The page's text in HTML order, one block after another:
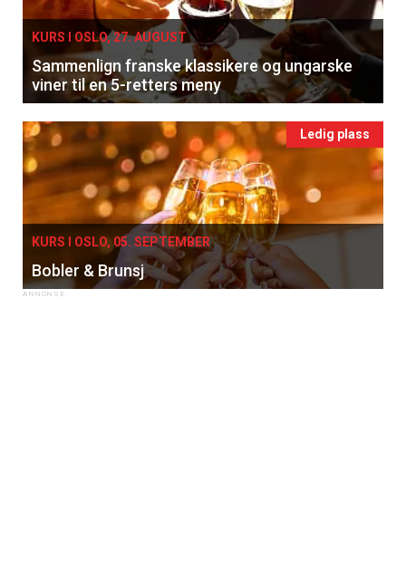
KURS I OSLO, 27. AUGUST
Sammenlign franske klassikere og ungarske
viner til en 5-retters meny
Ledig plass
KURS I OSLO, 05. SEPTEMBER
Bobler & Brunsj